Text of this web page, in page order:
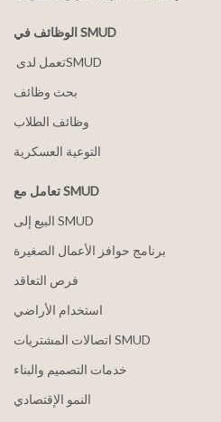
الوظائف في SMUD
بحث وظائف
وظائف الطلاب
التوعية العسكرية
تعامل مع SMUD
البيع إلى SMUD
برنامج حوافز الأعمال الصغيرة
فرص التعاقد
استخدام الأراضي
اتصالات المشتريات SMUD
خدمات التصميم والبناء
النمو الإقتصادي